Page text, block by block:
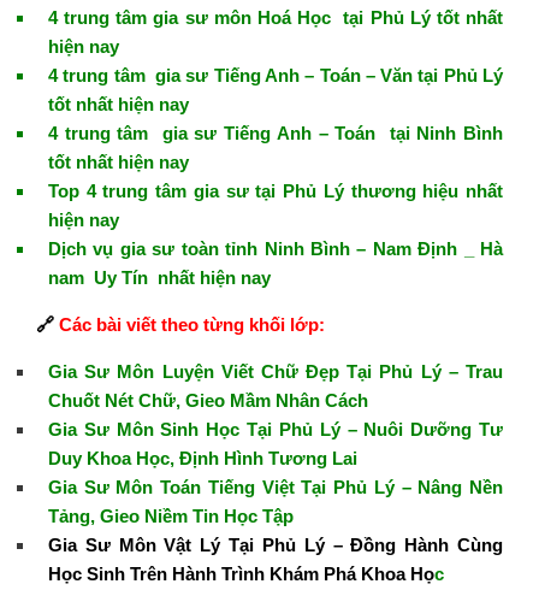
4 trung tâm gia sư môn Hoá Học tại Phủ Lý tốt nhất
hiện nay
4 trung tâm gia sư Tiếng Anh – Toán – Văn tại Phủ Lý
tốt nhất hiện nay
4 trung tâm gia sư Tiếng Anh – Toán tại Ninh Bình
tốt nhất hiện nay
Top 4 trung tâm gia sư tại Phủ Lý thương hiệu nhất
hiện nay
Dịch vụ gia sư toàn tỉnh Ninh Bình – Nam Định _ Hà
nam Uy Tín nhất hiện nay
🔗 Các bài viết theo từng khối lớp:
Gia Sư Môn Luyện Viết Chữ Đẹp Tại Phủ Lý – Trau
Chuốt Nét Chữ, Gieo Mầm Nhân Cách
Gia Sư Môn Sinh Học Tại Phủ Lý – Nuôi Dưỡng Tư
Duy Khoa Học, Định Hình Tương Lai
Gia Sư Môn Toán Tiếng Việt Tại Phủ Lý – Nâng Nền
Tảng, Gieo Niềm Tin Học Tập
Gia Sư Môn Vật Lý Tại Phủ Lý – Đồng Hành Cùng
Học Sinh Trên Hành Trình Khám Phá Khoa Học